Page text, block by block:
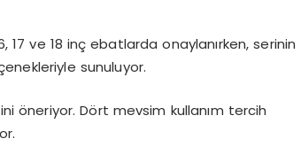
17 ve 18 inç ebatlarda onaylanırken, serinin
sunuluyor.
öneriyor. Dört mevsim kullanım tercih